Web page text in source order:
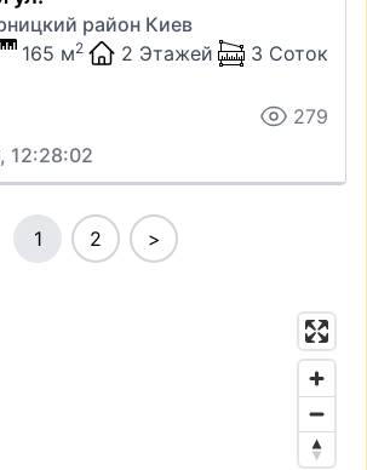
район Киев
165 м2 2 Этажей 3 Соток
279
12:28:02
1 2 >